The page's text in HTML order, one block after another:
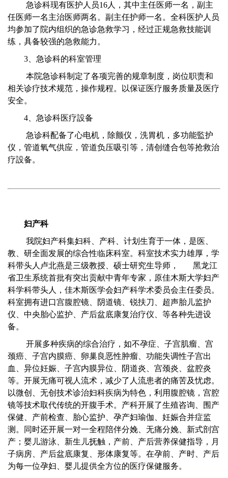
急诊科现有医护人员16人，其中主任医师一名，副主
任医师一名主治医师两名。副主任护师一名。全科医护人员
均参加了院内组织的急诊急救学习，经过正规急救技能训
练，具备较强的急救能力。
3、急诊科的科室管理
本院急诊科制定了各项完善的规章制度，岗位职责和
相关诊疗技术规范，操作规程。以保证医疗服务质量及医疗
安全。
4、急诊科医疗設备
急诊科配备了心电机，除颤仪，洗胃机，多功能監护
仪，管道氧气供应，管道负压吸引等，清创缝合包等抢救治
疗設备。
妇产科
我院妇产科集妇科、产科、计划生育于一体，是医、
教、研全面发展的综合性临床科室。科室技术实力雄厚，学
科带头人卢北燕是三级教授、硕士研究生导师， 黑龙江
省卫生系统首批有突出贡献中青年专家，原佳木斯大学妇产
科学科带头人，佳木斯医学会妇产科学术委员会主任委员。
科室拥有进口宫腹腔镜、阴道镜、锐扶刀、超声胎儿监护
仪、中央胎心监护、产后盆底康复治疗仪、等各种先进设
备。
开展多种疾病的综合治疗，如不孕症、子宫肌瘤、宫
颈癌、子宫内膜癌、卵巢良恶性肿瘤、功能失调性子宫出
血、异位妊娠、子宫内膜异位、阴道炎、宫颈炎、盆腔炎
等。开展无痛可视人流术，减少了人流患者的痛苦及忧虑。
以微创、无创技术诊治妇科疾病为特色，利用腹腔镜，宫腔
镜等技术取代传统的开腹手术。产科开展了生殖咨询、围产
保健、产前检查、胎心监护、孕产妇瑜伽、妊娠合并症监
测。同时还开展一对一全程陪伴分娩、无痛分娩、新式剖宫
产；婴儿游泳、新生儿抚触，产前、产后营养保健指导，月
子病房、产后盆底康复、形体康复等。在孕前、产时、产后
为每一位孕妇、婴儿提供全方位的医疗保健服务。